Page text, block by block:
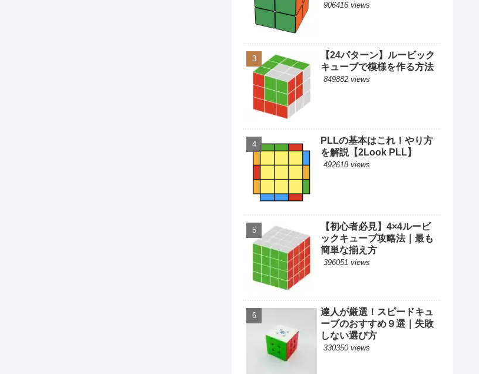
906416 views
【24パターン】ルービック
キューブで模様を作る方法
849882 views
PLLの基本はこれ！やり方
を解説【2Look PLL】
492618 views
【初心者必見】4×4ルービ
ックキューブ攻略法｜最も
簡単な揃え方
396051 views
達人が厳選！スピードキュ
ーブのおすすめ９選｜失敗
しない選び方
330350 views